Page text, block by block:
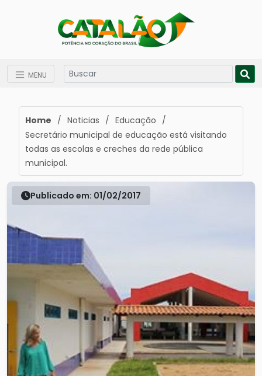
MENU
Home / Noticias / Educação /
Secretário municipal de educação está visitando
todas as escolas e creches da rede pública
municipal.
Publicado em: 01/02/2017